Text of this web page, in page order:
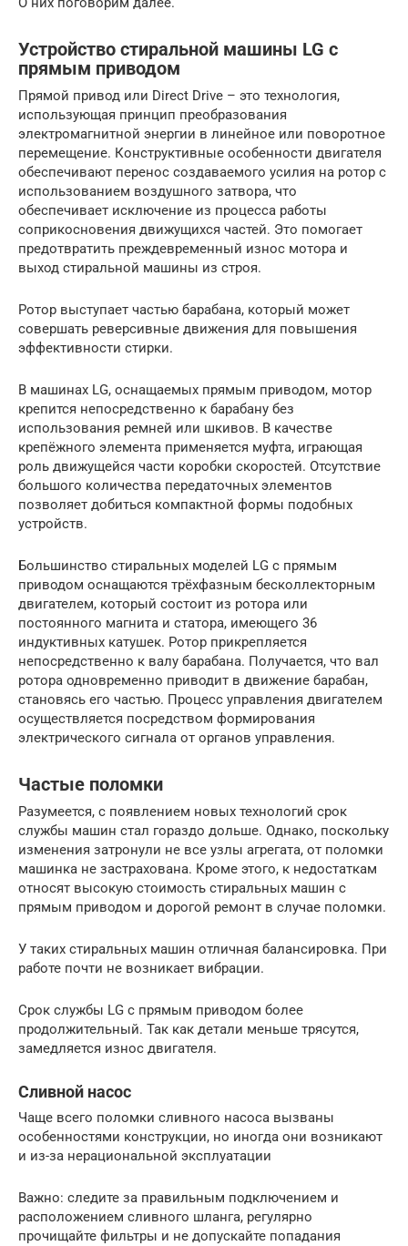
Устройство стиральной машины LG с
прямым приводом
Прямой привод или Direct Drive – это технология,
использующая принцип преобразования
электромагнитной энергии в линейное или поворотное
перемещение. Конструктивные особенности двигателя
обеспечивают перенос создаваемого усилия на ротор с
использованием воздушного затвора, что
обеспечивает исключение из процесса работы
соприкосновения движущихся частей. Это помогает
предотвратить преждевременный износ мотора и
выход стиральной машины из строя.
Ротор выступает частью барабана, который может
совершать реверсивные движения для повышения
эффективности стирки.
В машинах LG, оснащаемых прямым приводом, мотор
крепится непосредственно к барабану без
использования ремней или шкивов. В качестве
крепёжного элемента применяется муфта, играющая
роль движущейся части коробки скоростей. Отсутствие
большого количества передаточных элементов
позволяет добиться компактной формы подобных
устройств.
Большинство стиральных моделей LG с прямым
приводом оснащаются трёхфазным бесколлекторным
двигателем, который состоит из ротора или
постоянного магнита и статора, имеющего 36
индуктивных катушек. Ротор прикрепляется
непосредственно к валу барабана. Получается, что вал
ротора одновременно приводит в движение барабан,
становясь его частью. Процесс управления двигателем
осуществляется посредством формирования
электрического сигнала от органов управления.
Частые поломки
Разумеется, с появлением новых технологий срок
службы машин стал гораздо дольше. Однако, поскольку
изменения затронули не все узлы агрегата, от поломки
машинка не застрахована. Кроме этого, к недостаткам
относят высокую стоимость стиральных машин с
прямым приводом и дорогой ремонт в случае поломки.
У таких стиральных машин отличная балансировка. При
работе почти не возникает вибрации.
Срок службы LG с прямым приводом более
продолжительный. Так как детали меньше трясутся,
замедляется износ двигателя.
Сливной насос
Чаще всего поломки сливного насоса вызваны
особенностями конструкции, но иногда они возникают
и из-за нерациональной эксплуатации
Важно: следите за правильным подключением и
расположением сливного шланга, регулярно
прочищайте фильтры и не допускайте попадания